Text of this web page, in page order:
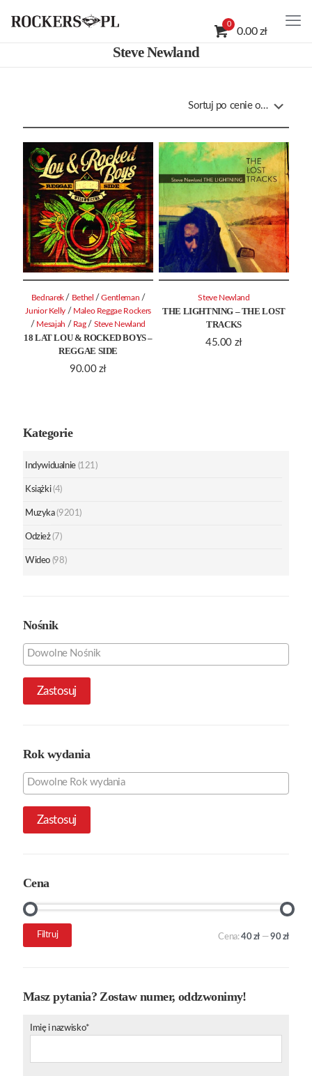
0
0.00 zł
Steve Newland
18 LAT LOU & ROCKED BOYS –
REGGAE SIDE
90.00 zł
Bednarek / Bethel /Gentleman /
Junior Kelly / Maleo Reggae Rockers
/ Mesajah / Rag / Steve Newland
THE LIGHTNING – THE LOST
TRACKS
45.00 zł
Steve Newland
Kategorie
Indywidualnie (121)
Książki (4)
Muzyka (9201)
Odzież (7)
Wideo (98)
Nośnik
Zastosuj
Rok wydania
Zastosuj
Cena
Cena
Cena
Filtruj Cena:40 zł —90 zł
Masz pytania? Zostaw numer, oddzwonimy!
Imię i nazwisko*